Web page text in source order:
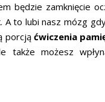
będzie zamknięcie
to lubi nasz mózg
porcjąćwiczenia
także możesz